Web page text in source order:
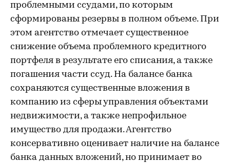
проблемными ссудами, по которым
сформированы резервы в полном объеме. При
этом агентство отмечает существенное
снижение объема проблемного кредитного
портфеля в результате его списания, а также
погашения части ссуд. На балансе банка
сохраняются существенные вложения в
компанию из сферы управления объектами
недвижимости, а также непрофильное
имущество для продажи. Агентство
консервативно оценивает наличие на балансе
банка данных вложений, но принимает во